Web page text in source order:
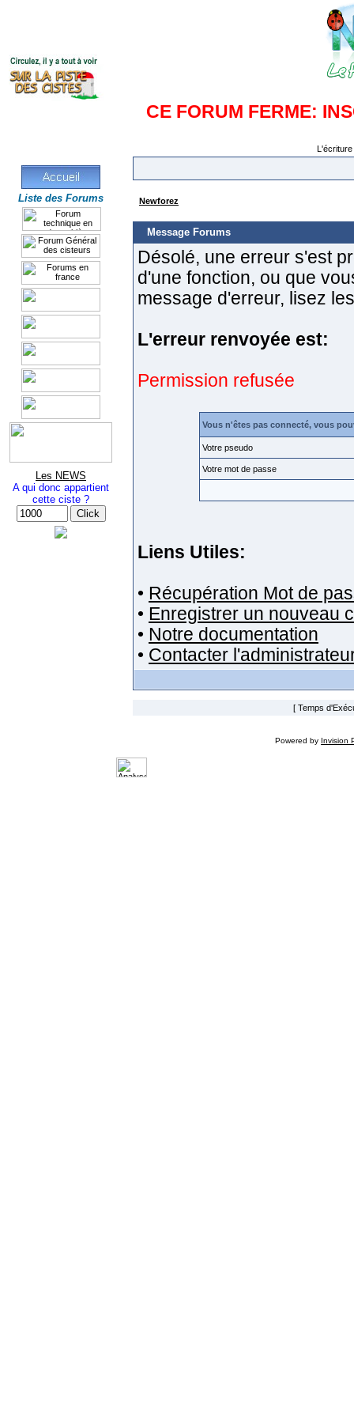
CE FORUM FERME:
Liste des Forums
Les NEWS
A qui donc appartient
cette ciste ?
Newforez
Message Forums
Désolé, une erreur s'est
d'une fonction, ou que
message d'erreur, lisez
L'erreur renvoyée est:
Permission refusée
Vous n'êtes pas connecté, vous
Votre pseudo
Votre mot de passe
Liens Utiles:
• Récupération Mot de
• Enregistrer un nouveau
• Notre documentation
• Contacter
[ Temps
Powered by Invision